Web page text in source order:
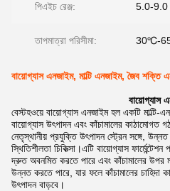
পিএইচ রেঞ্জ: 5.0-9.0
তাপমাত্রা পরিসীমা: 30℃-
বায়োগ্যাস এনজাইম, মাল্টি এনজাইম, জৈব শক্তি
বায়োগ্যাস
বেস্টহওয়ে বায়োগ্যাস এনজাইম হল একটি মাল্টি-
বায়োগ্যাস উৎপাদন এবং কাঁচামালের কাঠামোগত
নেতৃস্থানীয় প্রযুক্তি উৎপাদন স্ট্রেন সঙ্গে,
স্থিতিশীলতা চিকিত্সা।এটি বায়োগ্যাস
দ্রুত অবনমিত করতে পারে এবং কাঁচামালের উপর
উন্নত করতে পারে, যার ফলে কাঁচামালের চাহিদা
উৎপাদন বাড়বে।